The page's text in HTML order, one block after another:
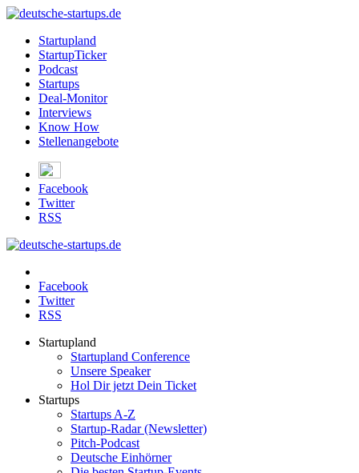
Startupland
StartupTicker
Podcast
Startups
Deal-Monitor
Interviews
Know How
Stellenangebote
Facebook
Twitter
RSS
Facebook
Twitter
RSS
Startupland
Startupland Conference
Unsere Speaker
Hol Dir jetzt Dein Ticket
Startups
Startups A-Z
Startup-Radar (Newsletter)
Pitch-Podcast
Deutsche Einhörner